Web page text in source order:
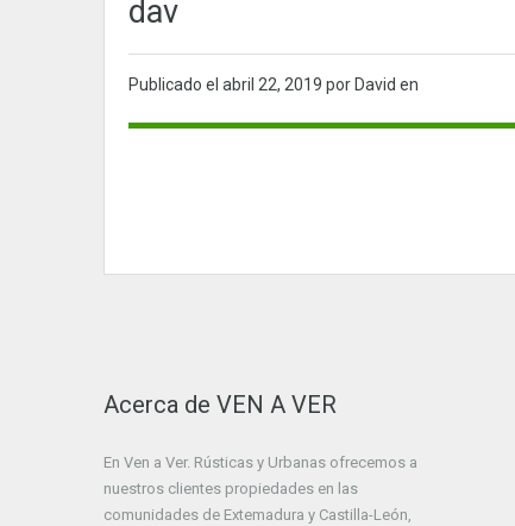
dav
Publicado el abril 22, 2019 por David en
Acerca de VEN A VER
En Ven a Ver. Rústicas y Urbanas ofrecemos a
nuestros clientes propiedades en las
comunidades de Extemadura y Castilla-León,